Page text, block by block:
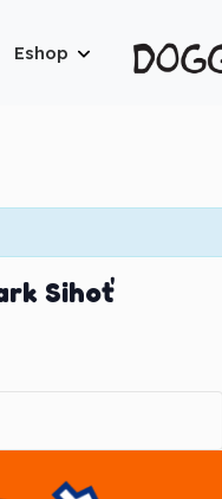
Eshop
Sihoť